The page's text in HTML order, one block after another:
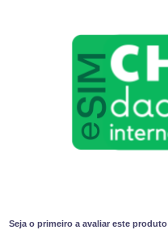
Seja o primeiro a avaliar este produto